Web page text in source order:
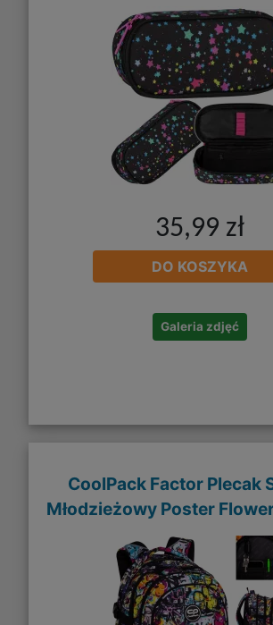
35,99 zł
DO KOSZYKA
Galeria zdjęć
CoolPack Factor Plecak
Młodzieżowy Poster